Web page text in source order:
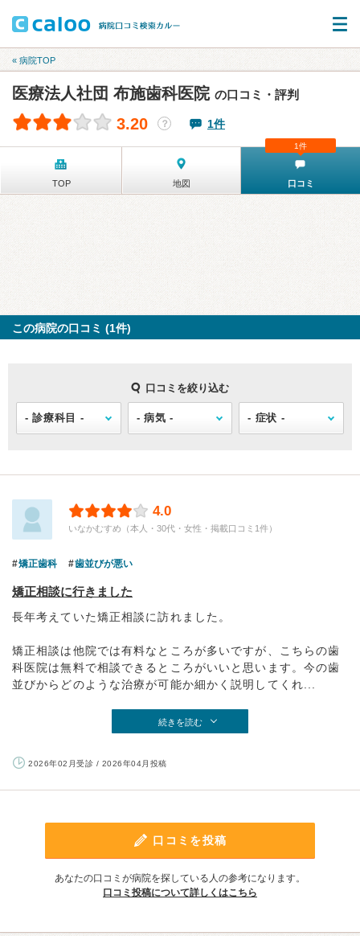
« 病院TOP
医療法人社団 布施歯科医院 の口コミ・評判
3.20 ？ 1件
TOP 地図 口コミ
1件
この病院の口コミ (1件)
口コミを絞り込む
4.0
いなかむすめ（本人・30代・女性・掲載口コミ1件）
矯正歯科 歯並びが悪い
矯正相談に行きました
長年考えていた矯正相談に訪れました。
矯正相談は他院では有料なところが多いですが、こちらの歯
科医院は無料で相談できるところがいいと思います。今の歯
並びからどのような治療が可能か細かく説明してくれ...
続きを読む
2026年02月受診 / 2026年04月投稿
口コミを投稿
あなたの口コミが病院を探している人の参考になります。
口コミ投稿について詳しくはこちら